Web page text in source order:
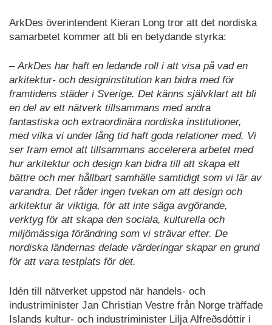
ArkDes överintendent Kieran Long tror att det nordiska
samarbetet kommer att bli en betydande styrka:
–ArkDes har haft en ledande roll i att visa på vad en
arkitektur- och designinstitution kan bidra med för
framtidens städer i Sverige. Det känns självklart att bli
en del av ett nätverk tillsammans med andra
fantastiska och extraordinära nordiska institutioner,
med vilka vi under lång tid haft goda relationer med. Vi
ser fram emot att tillsammans accelerera arbetet med
hur arkitektur och design kan bidra till att skapa ett
bättre och mer hållbart samhälle samtidigt som vi lär av
varandra. Det råder ingen tvekan om att design och
arkitektur är viktiga, för att inte säga avgörande,
verktyg för att skapa den sociala, kulturella och
miljömässiga förändring som vi strävar efter. De
nordiska ländernas delade värderingar skapar en grund
för att vara testplats för det.
Idén till nätverket uppstod när handels- och
industriminister Jan Christian Vestre från Norge träffade
Islands kultur- och industriminister Lilja Alfreðsdóttir i